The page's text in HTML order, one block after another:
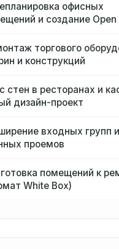
офисных
и создание Open
торгового
и конструкций
стен в ресторанах и
дизайн-проект
входных групп и
проемов
помещений к
White Box)